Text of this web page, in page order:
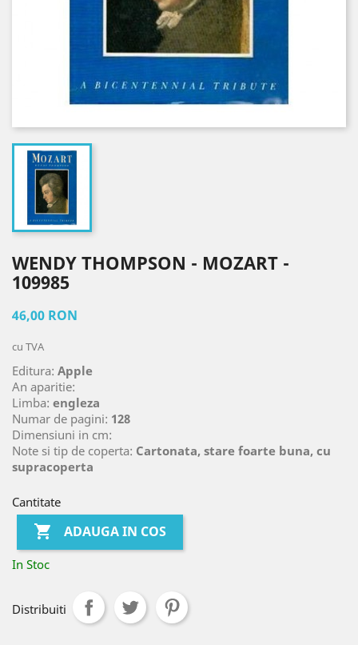
WENDY THOMPSON - MOZART -
109985
46,00 RON
cu TVA
Editura: Apple
An aparitie:
Limba: engleza
Numar de pagini: 128
Dimensiuni in cm:
Note si tip de coperta: Cartonata, stare foarte buna, cu
supracoperta
Cantitate
 ADAUGA IN COS
In Stoc
Distribuiti